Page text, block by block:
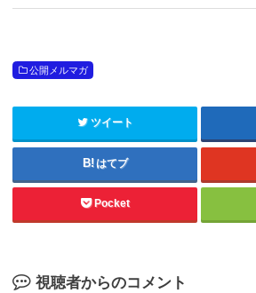
公開メルマガ
ツイート
はてブ
Pocket
視聴者からのコメント